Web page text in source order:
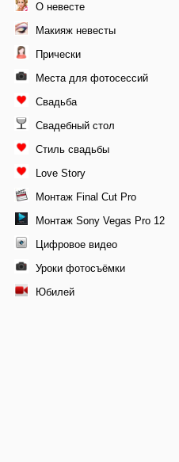
О невесте
Макияж невесты
Прически
Места для фотосессий
Свадьба
Свадебный стол
Стиль свадьбы
Love Story
Монтаж Final Cut Pro
Монтаж Sony Vegas Pro 12
Цифровое видео
Уроки фотосъёмки
Юбилей